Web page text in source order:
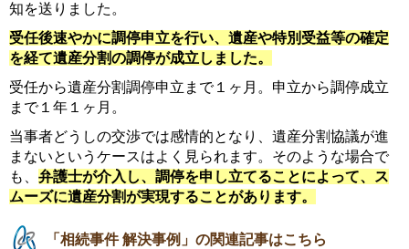
知を送りました。
受任後速やかに調停申立を行い、遺産や特別受益等の確定
を経て遺産分割の調停が成立しました。
受任から遺産分割調停申立まで１ヶ月。申立から調停成立
まで１年１ヶ月。
当事者どうしの交渉では感情的となり、遺産分割協議が進
まないというケースはよく見られます。そのような場合で
も、 弁護士が介入し、調停を申し立てることによって、ス
ムーズに遺産分割が実現することがあります。
「相続事件 解決事例」の関連記事はこちら